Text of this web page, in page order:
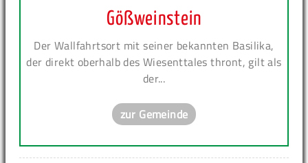
Gößweinstein
Der Wallfahrtsort mit seiner bekannten Basilika,
der direkt oberhalb des Wiesenttales thront, gilt als
der...
zur Gemeinde